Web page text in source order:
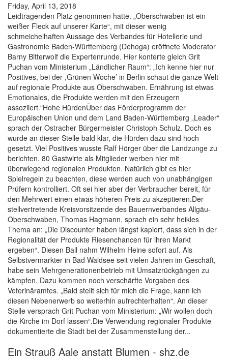
Friday, April 13, 2018
Leidtragenden Platz genommen hatte. „Oberschwaben ist ein
weißer Fleck auf unserer Karte“, mit dieser wenig
schmeichelhaften Aussage des Verbandes für Hotellerie und
Gastronomie Baden-Württemberg (Dehoga) eröffnete Moderator
Barny Bitterwolf die Expertenrunde. Hier konterte gleich Grit
Puchan vom Ministerium „Ländlicher Raum“: „Ich kenne hier nur
Positives, bei der ,Grünen Woche’ in Berlin schaut die ganze Welt
auf regionale Produkte aus Oberschwaben. Ernährung ist etwas
Emotionales, die Produkte werden mit den Erzeugern
assoziiert.“Hohe HürdenÜber das Förderprogramm der
Europäischen Union und dem Land Baden-Württemberg „Leader“
sprach der Ostracher Bürgermeister Christoph Schulz. Doch es
wurde an dieser Stelle bald klar, die Hürden dazu sind hoch
gesetzt. Viel Positives wusste Ralf Hörger über die Landzunge zu
berichten. 80 Gastwirte als Mitglieder werben hier mit
überwiegend regionalen Produkten. Natürlich gibt es hier
Spielregeln zu beachten, diese werden auch von unabhängigen
Prüfern kontrolliert. Oft sei hier aber der Verbraucher bereit, für
den Mehrwert einen etwas höheren Preis zu akzeptieren.Der
stellvertretende Kreisvorsitzende des Bauernverbandes Allgäu-
Oberschwaben, Thomas Hagmann, sprach ein sehr heikles
Thema an: „Die Discounter haben längst kapiert, dass sich in der
Regionalität der Produkte Riesenchancen für ihren Markt
ergeben“. Diesen Ball nahm Wilhelm Heine sofort auf. Als
Selbstvermarkter in Bad Waldsee seit vielen Jahren im Geschäft,
habe sein Mehrgenerationenbetrieb mit Umsatzrückgängen zu
kämpfen. Dazu kommen noch verschärfte Vorgaben des
Veterinäramtes. „Bald stellt sich für mich die Frage, kann ich
diesen Nebenerwerb so weiterhin aufrechterhalten“. An dieser
Stelle versprach Grit Puchan vom Ministerium: „Wir wollen doch
die Kirche im Dorf lassen“.Die Verwendung regionaler Produkte
dokumentierte die Stadt bei der Zusammenstellung der...
Ein Strauß Aale anstatt Blumen - shz.de